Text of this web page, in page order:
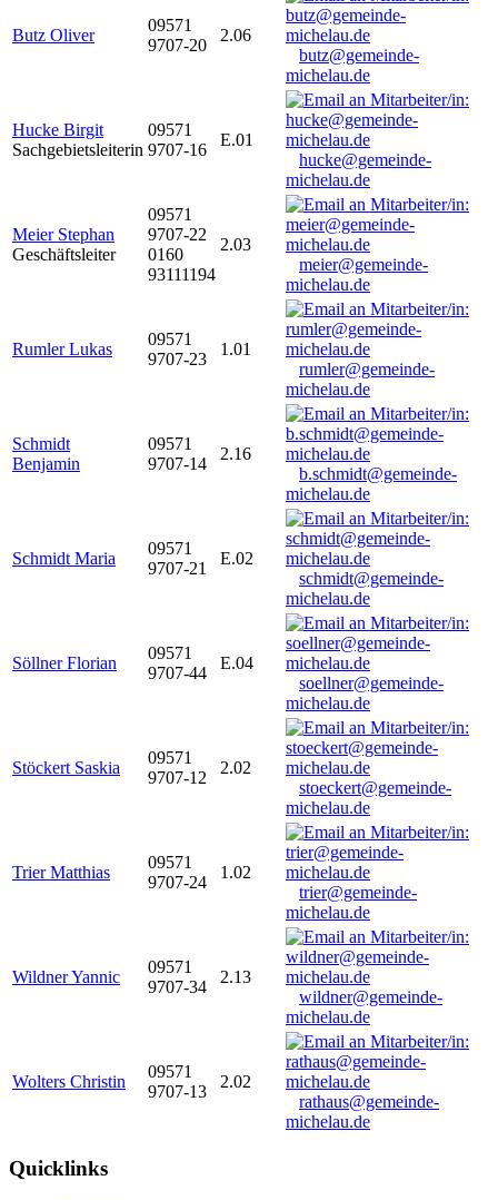
Butz Oliver
09571
9707-20
2.06
butz@gemeinde-
michelau.de
Hucke Birgit
Sachgebietsleiterin
09571
9707-16
E.01
hucke@gemeinde-
michelau.de
Meier Stephan
Geschäftsleiter
09571
9707-22
0160
93111194
2.03
meier@gemeinde-
michelau.de
Rumler Lukas
09571
9707-23
1.01
rumler@gemeinde-
michelau.de
Schmidt
Benjamin
09571
9707-14
2.16
b.schmidt@gemeinde-
michelau.de
Schmidt Maria
09571
9707-21
E.02
schmidt@gemeinde-
michelau.de
Söllner Florian
09571
9707-44
E.04
soellner@gemeinde-
michelau.de
Stöckert Saskia
09571
9707-12
2.02
stoeckert@gemeinde-
michelau.de
Trier Matthias
09571
9707-24
1.02
trier@gemeinde-
michelau.de
Wildner Yannic
09571
9707-34
2.13
wildner@gemeinde-
michelau.de
Wolters Christin
09571
9707-13
2.02
rathaus@gemeinde-
michelau.de
Quicklinks